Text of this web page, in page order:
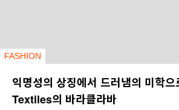
FASHION
익명성의 상징에서 드러냄의 미학
Textiles의 바라클라바